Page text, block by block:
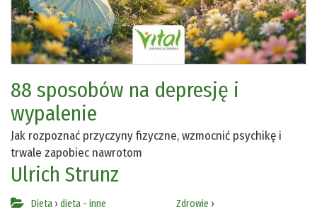
88 sposobów na depresję i
wypalenie
Jak rozpoznać przyczyny fizyczne, wzmocnić psychikę i
trwale zapobiec nawrotom
Ulrich Strunz
Dieta › dieta - inne
Zdrowie ›